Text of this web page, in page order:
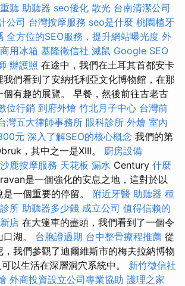
重聽 助聽器 seo優化 散光 台南清潔公司
公司 台灣按摩服務 seo是什麼 桃園植牙
全方位的SEO服務，提升網站曝光度 外
商用冰箱 基隆徵信社 滅鼠 Google SEO
辦護照 在途中，我們在土耳其首都安卡
們看到了安納托利亞文化博物館，在那
有趣的展覽。 早餐，然後前往古老古
位行銷 到府外燴 竹北月子中心 台灣前
灣五大律師事務所 眼科診所 外燴 室內
元 深入了解SEO的核心概念 我們的第
，其中之一是XIII。 廚房設備
沙鹿按摩服務 天花板 漏水 Century 什麼
是一個強化的安息之地，這對於以
一個重要的停留。 附近牙醫 助聽器 種
所 助聽器多少錢 成立公司 值得信賴的
店 在大篷車的盡頭，我們看到了一個令
湖。 台胞證過期 台中整骨療程推薦 從
我們參觀了迪爾維斯市的梅夫拉納博物
以生活在深層洞穴系統中。 新竹徵信社
外商投資設立公司專業協助 護理之家